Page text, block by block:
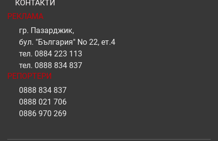
КОНТАКТИ
РЕКЛАМА
гр. Пазарджик,
бул. "България" No 22, ет.4
тел. 0884 223 113
тел. 0888 834 837
РЕПОРТЕРИ
0888 834 837
0888 021 706
0886 970 269